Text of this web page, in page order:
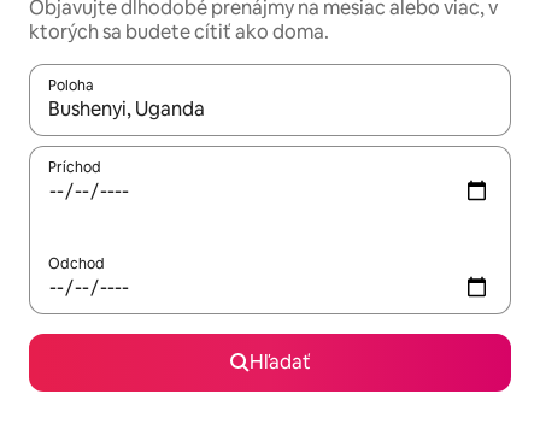
Objavujte dlhodobé prenájmy na mesiac alebo viac, v
ktorých sa budete cítiť ako doma.
Poloha
Keď budú výsledky k dispozícii, môžete si ich prechádzať
Príchod
Odchod
Hľadať